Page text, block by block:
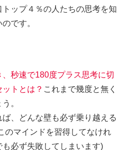
ップ４％の人たちの思考を知
です。
、秒速で180度プラス思考に切
トとは？ これまで幾度と無く
。
、どんな壁も必ず乗り越える
のマインドを習得してなけれ
必ず失敗してしまいます)